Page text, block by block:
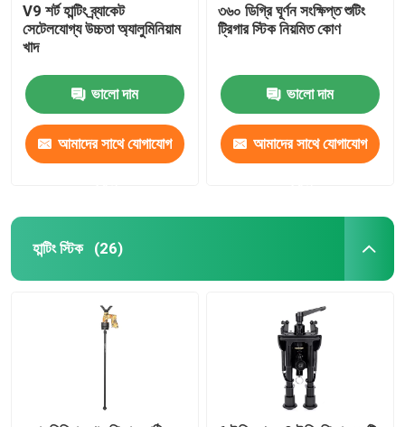
ঝুলন্ত ব্র্যাকেট
বহুমুখী বন্ধনী
পোর্টেবল স্ট্যান্ড
V9 শর্ট হান্টিং ব্র্যাকেট
সেটেলযোগ্য উচ্চতা অ্যালুমিনিয়াম
খাদ
ভালো দাম
আমাদের সাথে যোগাযোগ
৩৬০ ডিগ্রি ঘূর্ণন সংক্ষিপ্ত শুটিং
ট্রিগার স্টিক নিয়মিত কোণ
ভালো দাম
আমাদের সাথে যোগাযোগ
হান্টিং স্টিক (26)